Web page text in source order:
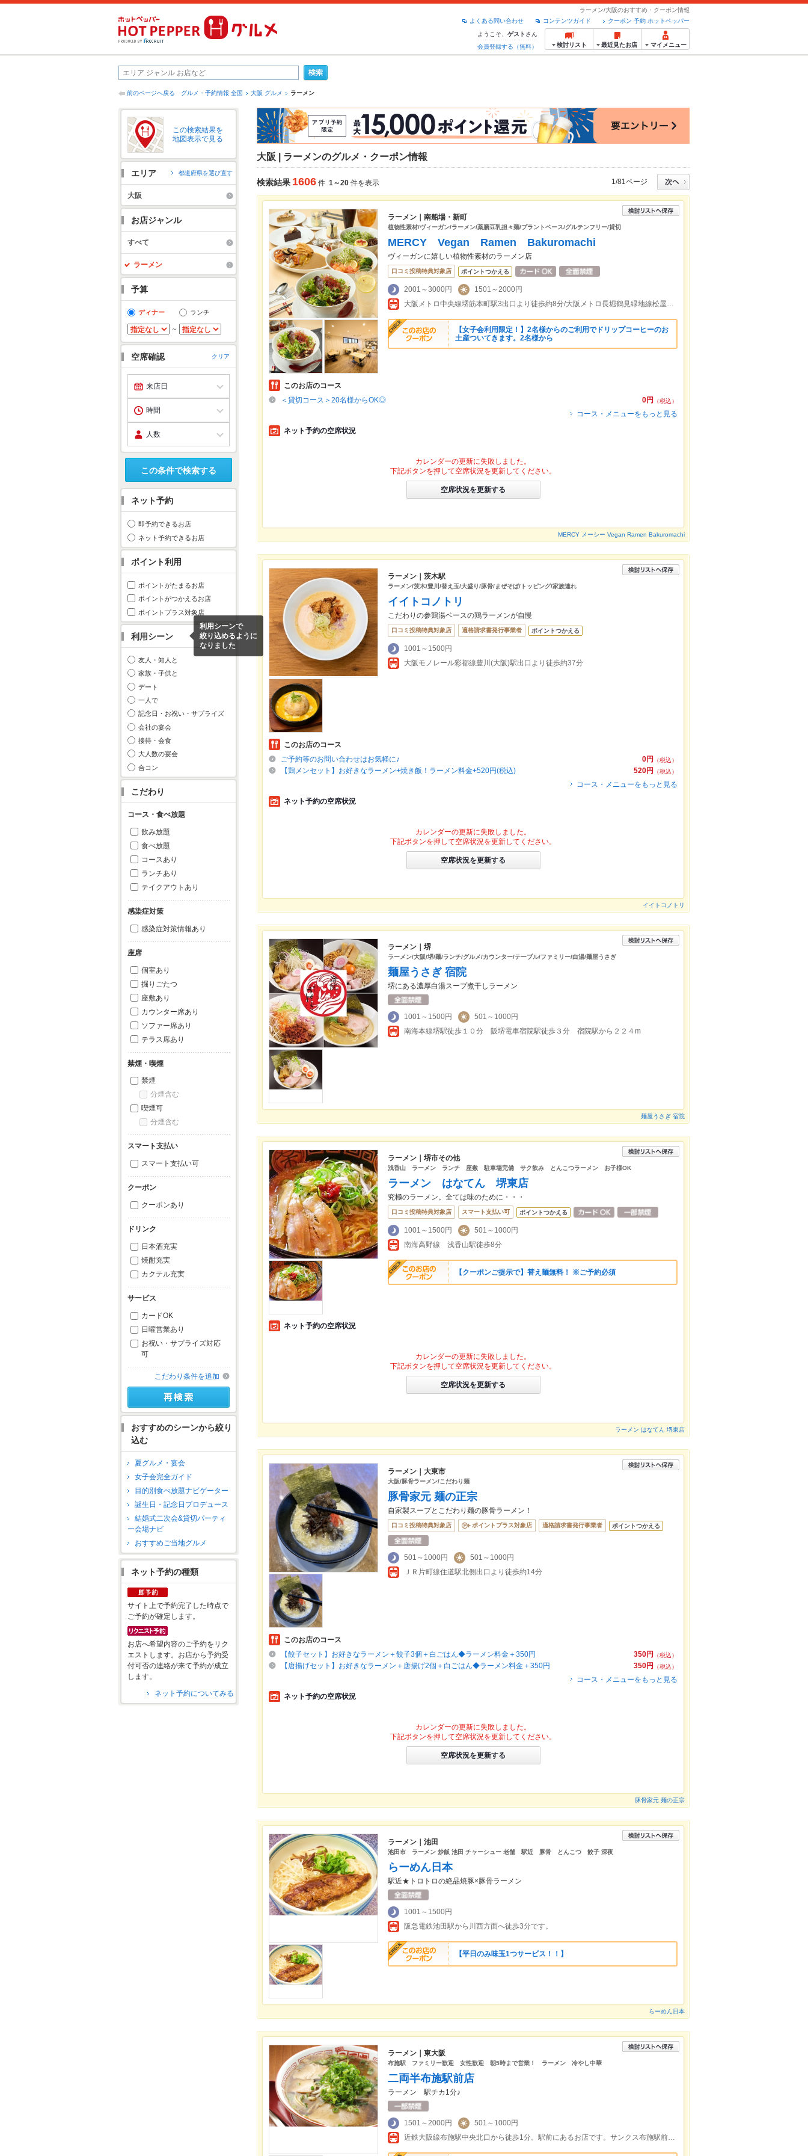
ラーメン/大阪のおすすめ・クーポン情報
クーポン 予約 ホットペッパー
コンテンツガイド
よくある問い合わせ
ようこそ、 ゲスト さん
会員登録する（無料）
検討リスト 最近見たお店 マイメニュー
前のページへ戻る グルメ・予約情報 全国 大阪 グルメ ラーメン
この検索結果を
地図表示で見る
エリア 都道府県を選び直す
大阪
お店ジャンル
すべて
ラーメン
予算
ディナー ランチ
～
空席確認 クリア
この条件で検索する
ネット予約
即予約できるお店
ネット予約できるお店
ポイント利用
ポイントがたまるお店
ポイントがつかえるお店
ポイントプラス対象店
利用シーン
利用シーンで
絞り込めるように
なりました
友人・知人と
家族・子供と
デート
一人で
記念日・お祝い・サプライズ
会社の宴会
接待・会食
大人数の宴会
合コン
こだわり
コース・食べ放題
飲み放題
食べ放題
コースあり
ランチあり
テイクアウトあり
感染症対策
感染症対策情報あり
座席
個室あり
掘りごたつ
座敷あり
カウンター席あり
ソファー席あり
テラス席あり
禁煙・喫煙
禁煙
分煙含む
喫煙可
分煙含む
スマート支払い
スマート支払い可
クーポン
クーポンあり
ドリンク
日本酒充実
焼酎充実
カクテル充実
サービス
カードOK
日曜営業あり
お祝い・サプライズ対応
可
こだわり条件を追加
おすすめのシーンから絞り
込む
夏グルメ・宴会
女子会完全ガイド
目的別食べ放題ナビゲーター
誕生日・記念日プロデュース
結婚式二次会&貸切パーティ
ー会場ナビ
おすすめご当地グルメ
ネット予約の種類
サイト上で予約完了した時点で
ご予約が確定します。
お店へ希望内容のご予約をリク
エストします。お店から予約受
付可否の連絡が来て予約が成立
します。
ネット予約についてみる
大阪 | ラーメンのグルメ・クーポン情報
検索結果 1606 件 1～20 件を表示 1/81ページ
ラーメン｜南船場・新町
植物性素材/ヴィーガン/ラーメン/薬膳豆乳担々麺/プラントベース/グルテンフリー/貸切
MERCY Vegan Ramen Bakuromachi
ヴィーガンに嬉しい植物性素材のラーメン店
口コミ投稿特典対象店 ポイントつかえる
2001～3000円
1501～2000円
大阪メトロ中央線堺筋本町駅3出口より徒歩約8分/大阪メトロ長堀鶴見緑地線松屋町駅1出口より徒歩約9分
【女子会利用限定！】2名様からのご利用でドリップコーヒーのお
土産ついてきます。2名様から
このお店のコース
0円
（税込）
＜貸切コース＞20名様からOK◎
コース・メニューをもっと見る
ネット予約の空席状況
カレンダーの更新に失敗しました。
下記ボタンを押して空席状況を更新してください。
空席状況を更新する
MERCY メーシー Vegan Ramen Bakuromachi
ラーメン｜茨木駅
ラーメン/茨木/豊川/替え玉/大盛り/豚骨/まぜそば/トッピング/家族連れ
イイトコノトリ
こだわりの参鶏湯ベースの鶏ラーメンが自慢
口コミ投稿特典対象店 適格請求書発行事業者 ポイントつかえる
1001～1500円
大阪モノレール彩都線豊川(大阪)駅出口より徒歩約37分
このお店のコース
0円
（税込）
ご予約等のお問い合わせはお気軽に♪
520円
（税込）
【鶏メンセット】お好きなラーメン+焼き飯！ラーメン料金+520円(税込)
コース・メニューをもっと見る
ネット予約の空席状況
カレンダーの更新に失敗しました。
下記ボタンを押して空席状況を更新してください。
空席状況を更新する
イイトコノトリ
ラーメン｜堺
ラーメン/大阪/堺/麺/ランチ/グルメ/カウンター/テーブル/ファミリー/白湯/麺屋うさぎ
麺屋うさぎ 宿院
堺にある濃厚白湯スープ煮干しラーメン
1001～1500円
501～1000円
南海本線堺駅徒歩１０分 阪堺電車宿院駅徒歩３分 宿院駅から２２４m
麺屋うさぎ 宿院
ラーメン｜堺市その他
浅香山 ラーメン ランチ 座敷 駐車場完備 サク飲み とんこつラーメン お子様OK
ラーメン はなてん 堺東店
究極のラーメン。全ては味のために・・・
口コミ投稿特典対象店 スマート支払い可 ポイントつかえる
1001～1500円
501～1000円
南海高野線 浅香山駅徒歩8分
【クーポンご提示で】替え麺無料！ ※ご予約必須
ネット予約の空席状況
カレンダーの更新に失敗しました。
下記ボタンを押して空席状況を更新してください。
空席状況を更新する
ラーメン はなてん 堺東店
ラーメン｜大東市
大阪/豚骨ラーメン/こだわり麺
豚骨家元 麺の正宗
自家製スープとこだわり麺の豚骨ラーメン！
口コミ投稿特典対象店 ポイントプラス対象店 適格請求書発行事業者 ポイントつかえる
501～1000円
501～1000円
ＪＲ片町線住道駅北側出口より徒歩約14分
このお店のコース
350円
（税込）
【餃子セット】お好きなラーメン＋餃子3個＋白ごはん◆ラーメン料金＋350円
350円
（税込）
【唐揚げセット】お好きなラーメン＋唐揚げ2個＋白ごはん◆ラーメン料金＋350円
コース・メニューをもっと見る
ネット予約の空席状況
カレンダーの更新に失敗しました。
下記ボタンを押して空席状況を更新してください。
空席状況を更新する
豚骨家元 麺の正宗
ラーメン｜池田
池田市 ラーメン 炒飯 池田 チャーシュー 老舗 駅近 豚骨 とんこつ 餃子 深夜
らーめん日本
駅近★トロトロの絶品焼豚×豚骨ラーメン
1001～1500円
阪急電鉄池田駅から川西方面へ徒歩3分です。
【平日のみ味玉1つサービス！！】
らーめん日本
ラーメン｜東大阪
布施駅 ファミリー歓迎 女性歓迎 朝5時まで営業！ ラーメン 冷やし中華
二両半布施駅前店
ラーメン 駅チカ1分♪
1501～2000円
501～1000円
近鉄大阪線布施駅中央北口から徒歩1分。駅前にあるお店です。サンクス布施駅前店の並びにあります。